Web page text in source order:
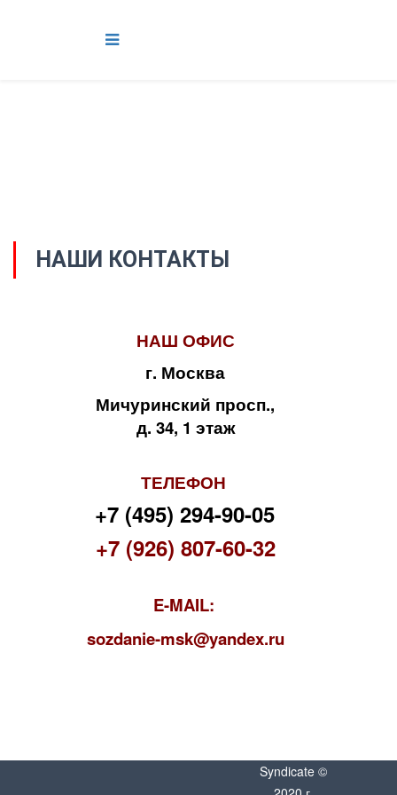
НАШИ КОНТАКТЫ
НАШ ОФИС
г. Москва
Мичуринский просп.,
д. 34, 1 этаж
ТЕЛЕФОН
+7 (495) 294-90-05
+7 (926) 807-60-32
E-MAIL:
sozdanie-msk@yandex.ru
Syndicate ©